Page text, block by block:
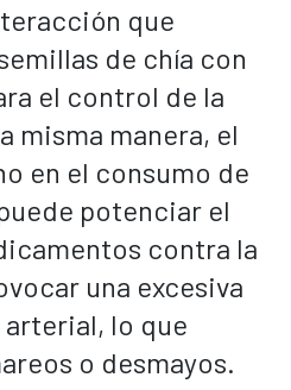
que
de chía con
el control de la
misma manera, el
en el consumo de
potenciar el
contra la
una excesiva
arterial, lo que
o desmayos.